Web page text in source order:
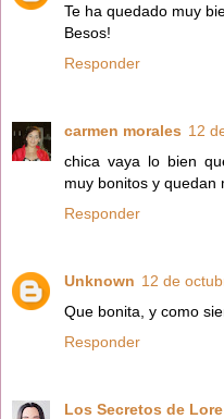
Te ha quedado muy
Besos!
Responder
carmen morales 12
chica vaya lo bien
muy bonitos y quedan
Responder
Unknown 12 de
Que bonita, y como
Responder
Los Secretos de Lore